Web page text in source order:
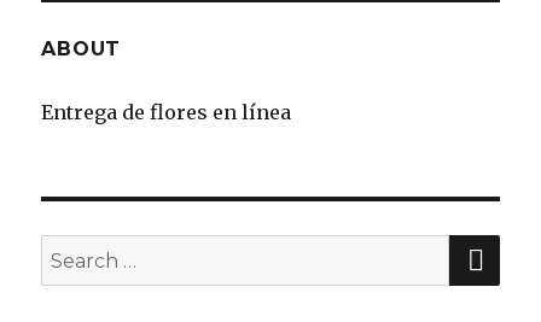
ABOUT
Entrega de flores en línea
Search
for: